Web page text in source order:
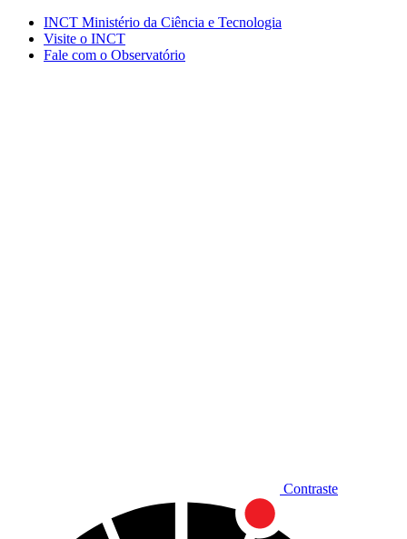
Conteúdo principal Menu principal Rodapé
INCT Ministério da Ciência e Tecnologia
Visite o INCT
Fale com o Observatório
Contraste